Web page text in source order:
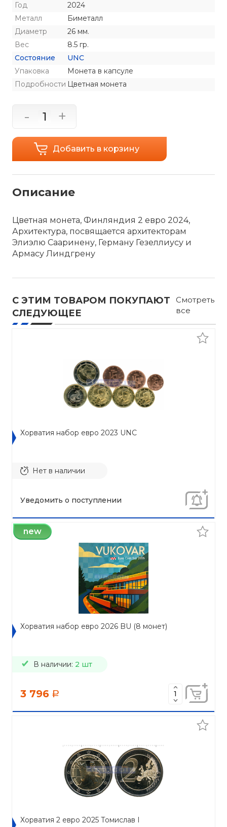
Год
2024
Металл
Биметалл
Диаметр
26 мм.
Вес
8.5 гр.
Состояние
UNC
Упаковка
Монета в капсуле
Подробности Цветная монета
- +
Добавить в корзину
Описание
Цветная монета, Финляндия 2 евро 2024,
Архитектура, посвящается архитекторам
Элиэлю Сааринену, Герману Гезеллиусу и
Армасу Линдгрену
С ЭТИМ ТОВАРОМ ПОКУПАЮТ
СЛЕДУЮЩЕЕ
Смотреть
все
Хорватия набор евро 2023 UNC
Нет в наличии
Уведомить о поступлении
new
Хорватия набор евро 2026 BU (8 монет)
В наличии: 2 шт
3 796 a
Хорватия 2 евро 2025 Томислав I